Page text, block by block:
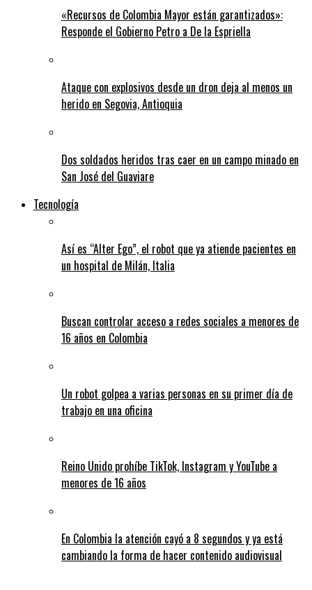
«Recursos de Colombia Mayor están garantizados»:
Responde el Gobierno Petro a De la Espriella
Ataque con explosivos desde un dron deja al menos un
herido en Segovia, Antioquia
Dos soldados heridos tras caer en un campo minado en
San José del Guaviare
Tecnología
Así es “Alter Ego”, el robot que ya atiende pacientes en
un hospital de Milán, Italia
Buscan controlar acceso a redes sociales a menores de
16 años en Colombia
Un robot golpea a varias personas en su primer día de
trabajo en una oficina
Reino Unido prohíbe TikTok, Instagram y YouTube a
menores de 16 años
En Colombia la atención cayó a 8 segundos y ya está
cambiando la forma de hacer contenido audiovisual